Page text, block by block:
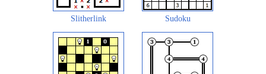
Slitherlink Sudoku